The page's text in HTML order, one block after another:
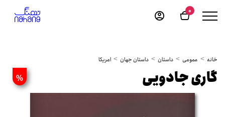
0
خانه عمومی داستان داستان جهان امریکا
% گاری جادویی